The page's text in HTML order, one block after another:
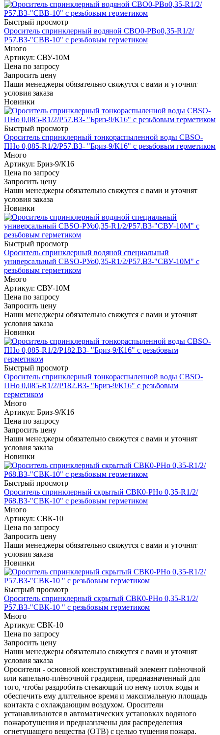
Быстрый просмотр
Ороситель спринклерный водяной СВО0-РВо0,35-R1/2/
Р57.В3-"СВВ-10" с резьбовым герметиком
Много
Артикул: СВУ-10М
Цена по запросу
Запросить цену
Наши менеджеры обязательно свяжутся с вами и уточнят
условия заказа
Новинки
Быстрый просмотр
Ороситель спринклерный тонкораспыленной воды СВSО-
ПНо 0,085-R1/2/P57.В3- "Бриз-9/К16" с резьбовым герметиком
Много
Артикул: Бриз-9/К16
Цена по запросу
Запросить цену
Наши менеджеры обязательно свяжутся с вами и уточнят
условия заказа
Новинки
Быстрый просмотр
Ороситель спринклерный водяной специальный
универсальный СBSO-РУо0,35-R1/2/Р57.В3-"СВУ-10М" с
резьбовым герметиком
Много
Артикул: СВУ-10М
Цена по запросу
Запросить цену
Наши менеджеры обязательно свяжутся с вами и уточнят
условия заказа
Новинки
Быстрый просмотр
Ороситель спринклерный тонкораспыленной воды СВSО-
ПНо 0,085-R1/2/P182.В3- "Бриз-9/К16" с резьбовым
герметиком
Много
Артикул: Бриз-9/К16
Цена по запросу
Запросить цену
Наши менеджеры обязательно свяжутся с вами и уточнят
условия заказа
Новинки
Быстрый просмотр
Ороситель спринклерный скрытый СВК0-РНо 0,35-R1/2/
Р68.В3-"СВК-10" с резьбовым герметиком
Много
Артикул: СВК-10
Цена по запросу
Запросить цену
Наши менеджеры обязательно свяжутся с вами и уточнят
условия заказа
Новинки
Быстрый просмотр
Ороситель спринклерный скрытый СВК0-РНо 0,35-R1/2/
Р57.В3-"СВК-10 " с резьбовым герметиком
Много
Артикул: СВК-10
Цена по запросу
Запросить цену
Наши менеджеры обязательно свяжутся с вами и уточнят
условия заказа
Оросители - основной конструктивный элемент плёночной
или капельно-плёночной градирни, предназначенный для
того, чтобы раздробить стекающий по нему поток воды и
обеспечить ему длительное время и максимальную площадь
контакта с охлаждающим воздухом. Оросители
устанавливаются в автоматических установках водяного
пожаротушения и предназначены для распределения
огнетушащего вещества (ОТВ) с целью тушения пожара.